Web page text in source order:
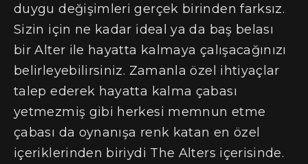
duygu değişimleri gerçek birinden farksız.
Sizin için ne kadar ideal ya da baş belası
bir Alter ile hayatta kalmaya çalışacağınızı
belirleyebilirsiniz. Zamanla özel ihtiyaçlar
talep ederek hayatta kalma çabası
yetmezmiş gibi herkesi memnun etme
çabası da oynanışa renk katan en özel
içeriklerinden biriydi The Alters içerisinde.